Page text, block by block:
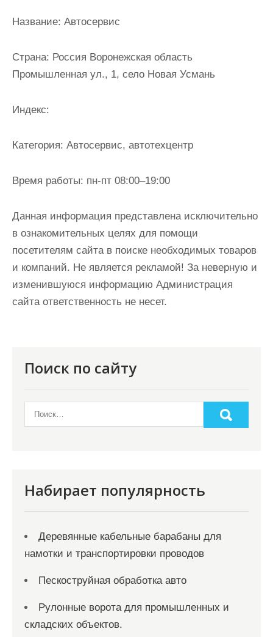
Название: Автосервис
Страна: Россия Воронежская область
Промышленная ул., 1, село Новая Усмань
Индекс:
Категория: Автосервис, автотехцентр
Время работы: пн-пт 08:00–19:00
Данная информация представлена исключительно
в ознакомительных целях для помощи
посетителям сайта в поиске необходимых товаров
и компаний. Не является рекламой! За неверную и
изменившуюся информацию Администрация
сайта ответственность не несет.
Поиск по сайту
Набирает популярность
Деревянные кабельные барабаны для
намотки и транспортировки проводов
Пескоструйная обработка авто
Рулонные ворота для промышленных и
складских объектов.